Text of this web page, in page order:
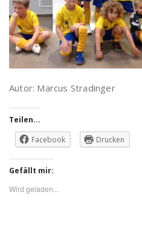
Autor: Marcus Stradinger
Teilen...
Facebook
Drucken
Gefällt mir:
Wird geladen...